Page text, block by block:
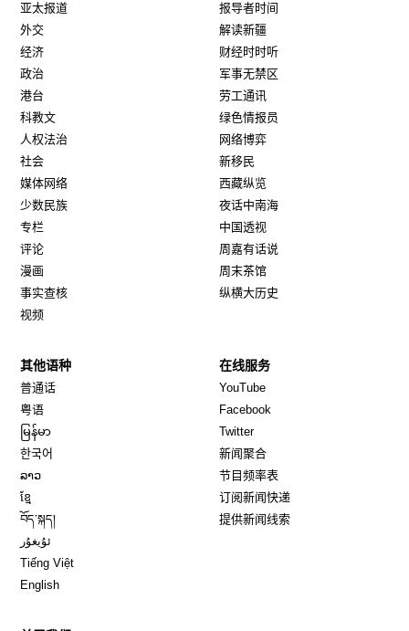
亚太报道
外交
经济
政治
港台
科教文
人权法治
社会
媒体网络
少数民族
专栏
评论
漫画
事实查核
视频
报导者时间
解读新疆
财经时时听
军事无禁区
劳工通讯
绿色情报员
网络博弈
新移民
西藏纵览
夜话中南海
中国透视
周嘉有话说
周末茶馆
纵横大历史
其他语种
普通话
粤语
မြန်မာ
한국어
ລາວ
ខ្មែ
བོད་སྐད།
ئۇيغۇر
Tiếng Việt
English
在线服务
YouTube
Facebook
TwitterOpens in new window
新闻聚合
节目频率表
订阅新闻快递
提供新闻线索